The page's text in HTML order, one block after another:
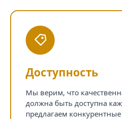
Доступность
Мы верим, что
должна быть доступна
предлагаем